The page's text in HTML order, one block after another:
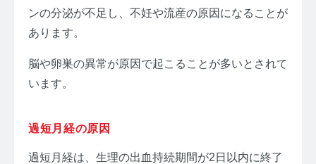
ンの分泌が不足し、不妊や流産の原因になることが
あります。
脳や卵巣の異常が原因で起こることが多いとされて
います。
過短月経の原因
過短月経は、生理の出血持続期間が2日以内に終了